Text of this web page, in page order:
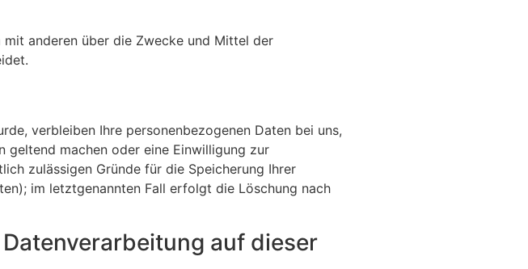
anderen über die Zwecke und Mittel der
verbleiben Ihre personenbezogenen Daten bei uns,
geltend machen oder eine Einwilligung zur
zulässigen Gründe für die Speicherung Ihrer
im letztgenannten Fall erfolgt die Löschung nach
auf dieser